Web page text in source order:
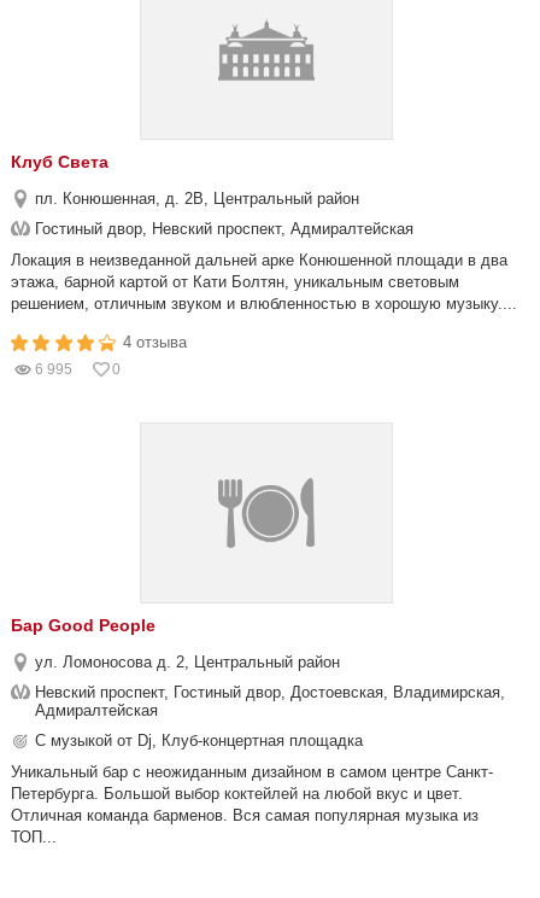
Клуб Света
пл. Конюшенная, д. 2В, Центральный район
Гостиный двор, Невский проспект, Адмиралтейская
Локация в неизведанной дальней арке Конюшенной площади в два
этажа, барной картой от Кати Болтян, уникальным световым
решением, отличным звуком и влюбленностью в хорошую музыку....
4 отзыва
6 995 0
Бар Good People
ул. Ломоносова д. 2, Центральный район
Невский проспект, Гостиный двор, Достоевская, Владимирская,
Адмиралтейская
С музыкой от Dj, Клуб-концертная площадка
Уникальный бар с неожиданным дизайном в самом центре Санкт-
Петербурга. Большой выбор коктейлей на любой вкус и цвет.
Отличная команда барменов. Вся самая популярная музыка из
ТОП...